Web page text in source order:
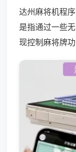
达州麻将机程
是指通过一些
现控制麻将牌